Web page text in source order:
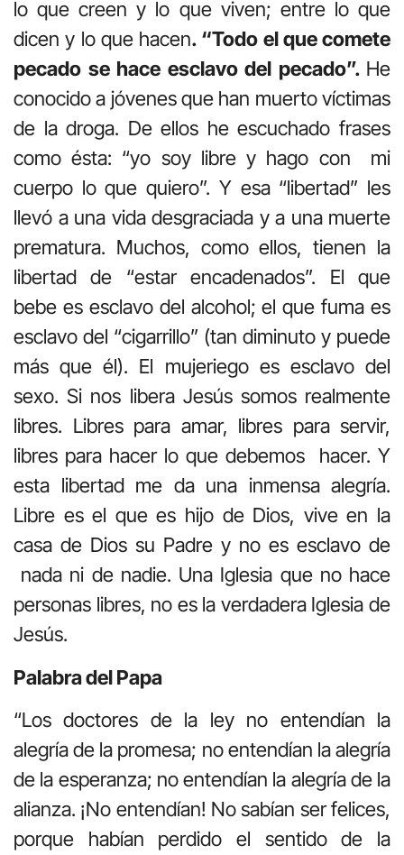
lo que creen y lo que viven; entre lo que
dicen y lo que hacen. “Todo el que comete
pecado se hace esclavo del pecado”. He
conocido a jóvenes que han muerto víctimas
de la droga. De ellos he escuchado frases
como ésta: “yo soy libre y hago con mi
cuerpo lo que quiero”. Y esa “libertad” les
llevó a una vida desgraciada y a una muerte
prematura. Muchos, como ellos, tienen la
libertad de “estar encadenados”. El que
bebe es esclavo del alcohol; el que fuma es
esclavo del “cigarrillo” (tan diminuto y puede
más que él). El mujeriego es esclavo del
sexo. Si nos libera Jesús somos realmente
libres. Libres para amar, libres para servir,
libres para hacer lo que debemos hacer. Y
esta libertad me da una inmensa alegría.
Libre es el que es hijo de Dios, vive en la
casa de Dios su Padre y no es esclavo de
nada ni de nadie. Una Iglesia que no hace
personas libres, no es la verdadera Iglesia de
Jesús.
Palabra del Papa
“Los doctores de la ley no entendían la
alegría de la promesa; no entendían la alegría
de la esperanza; no entendían la alegría de la
alianza. ¡No entendían! No sabían ser felices,
porque habían perdido el sentido de la